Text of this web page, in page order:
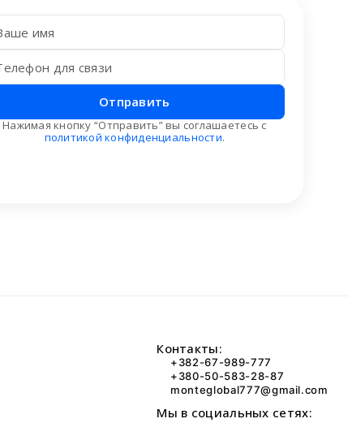
Отправить
Нажимая кнопку “Отправить” вы соглашаетесь с
политикой конфиденциальности.
Контакты:
+382-67-989-777
+380-50-583-28-87
monteglobal777@gmail.com
Мы в социальных сетях: